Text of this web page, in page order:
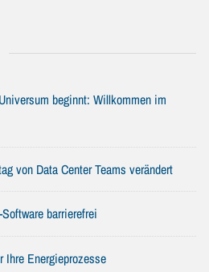
beginnt: Willkommen im
von Data Center Teams verändert
barrierefrei
Ihre Energieprozesse